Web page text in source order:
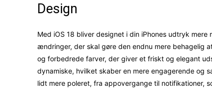
Design
Med iOS 18 bliver designet i din iPhones udtryk
ændringer, der skal gøre den endnu mere behagelig
og forbedrede farver, der giver et friskt og elegant
dynamiske, hvilket skaber en mere engagerende og
lidt mere poleret, fra appovergange til notifikationer,